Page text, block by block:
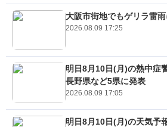
大阪市街地でもゲリラ雷
2026.08.09 17:25
明日8月10日(月)の熱中
長野県など5県に発表
2026.08.09 17:05
明日8月10日(月)の天気